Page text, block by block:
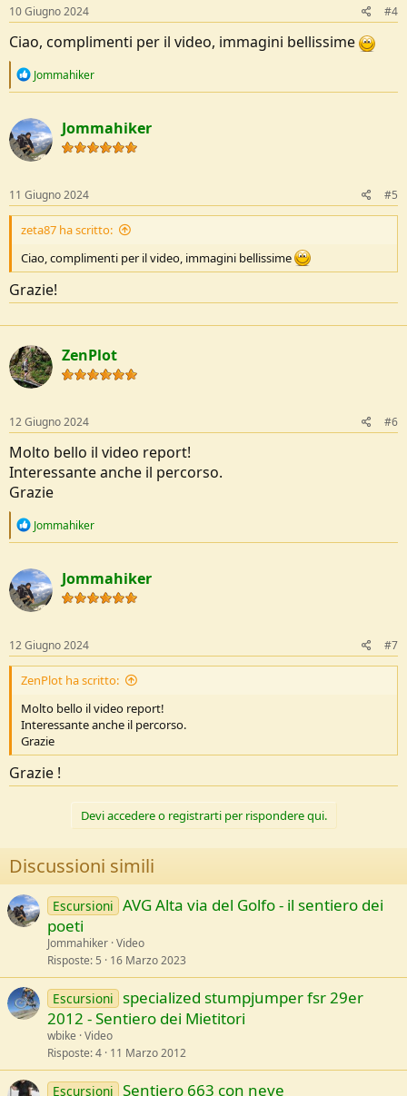
10 Giugno 2024 #4
Ciao, complimenti per il video, immagini bellissime
R
c
t
i
o
s
:
Jommahiker
Jommahiker
11 Giugno 2024 #5
zeta87 ha scritto:
Ciao, complimenti per il video, immagini bellissime
Grazie!
ZenPlot
12 Giugno 2024 #6
Molto bello il video report!
Interessante anche il percorso.
Grazie
R
c
t
i
o
s
:
Jommahiker
Jommahiker
12 Giugno 2024 #7
ZenPlot ha scritto:
Molto bello il video report!
Interessante anche il percorso.
Grazie
Grazie !
Devi accedere o registrarti per rispondere qui.
Discussioni simili
Escursioni AVG Alta via del Golfo - il sentiero dei
poeti
Jommahiker Video
Risposte 5 16 Marzo 2023
Escursioni specialized stumpjumper fsr 29er
2012 - Sentiero dei Mietitori
wbike Video
Risposte 4 11 Marzo 2012
Escursioni Sentiero 663 con neve